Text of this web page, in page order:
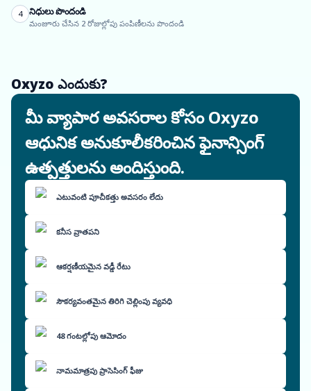
4 నిధులు పొందండి
మంజూరు చేసిన 2 రోజుల్లోపు పంపిణీలను పొందండి
Oxyzo ఎందుకు?
మీ వ్యాపార అవసరాల కోసం Oxyzo
ఆధునిక అనుకూలీకరించిన ఫైనాన్సింగ్
ఉత్పత్తులను అందిస్తుంది.
ఎటువంటి పూచీకత్తు అవసరం లేదు
కనీస వ్రాతపని
ఆకర్షణీయమైన వడ్డీ రేటు
సౌకర్యవంతమైన తిరిగి చెల్లింపు వ్యవధి
48 గంటల్లోపు ఆమోదం
నామమాత్రపు ప్రాసెసింగ్ ఫీజు